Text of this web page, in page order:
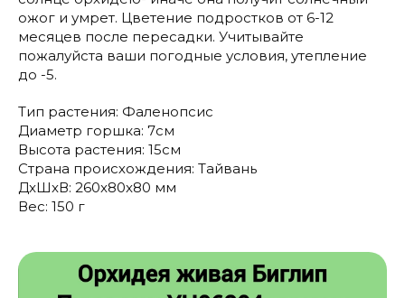
ожог и умрет. Цветение подростков от 6-12
месяцев после пересадки. Учитывайте
пожалуйста ваши погодные условия, утепление
до -5.
Тип растения: Фаленопсис
Диаметр горшка: 7см
Высота растения: 15см
Страна происхождения: Тайвань
ДxШxВ: 260x80x80 мм
Вес: 150 г